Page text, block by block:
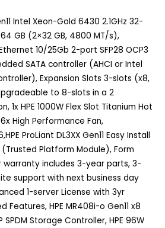
Intel Xeon-Gold 6430 2.1GHz 32-
GB (2×32 GB, 4800 MT/s),
10/25Gb 2-port SFP28 OCP3
SATA controller (AHCI or Intel
Expansion Slots 3-slots (x8,
to 8-slots in a 2
1x HPE 1000W Flex Slot Titanium Hot
High Performance Fan,
ProLiant DL3XX Gen11 Easy Install
(Trusted Platform Module), Form
warranty includes 3-year parts, 3-
support with next business day
1-server License with 3yr
Features, HPE MR408i-o Gen11 x8
SPDM Storage Controller, HPE 96W